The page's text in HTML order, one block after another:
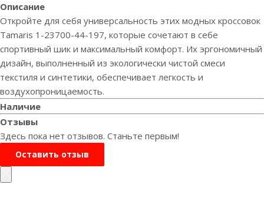
Описание
Откройте для себя универсальность этих модных кроссовок
Tamaris 1-23700-44-197, которые сочетают в себе
спортивный шик и максимальный комфорт. Их эргономичный
дизайн, выполненный из экологически чистой смеси
текстиля и синтетики, обеспечивает легкость и
воздухопроницаемость.
Наличие
Отзывы
Здесь пока нет отзывов. Станьте первым!
Оставить отзыв